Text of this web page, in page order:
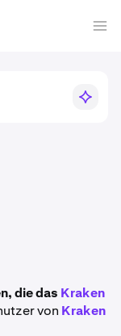
die das Kraken
von Kraken